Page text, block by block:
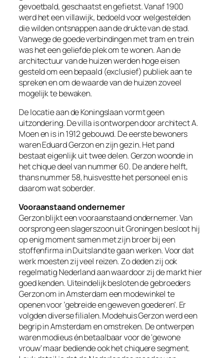
gevoetbald, geschaatst en gefietst. Vanaf 1900
werd het een villawijk, bedoeld voor welgestelden
die wilden ontsnappen aan de drukte van de stad.
Vanwege de goede verbindingen met tram en trein
was het een geliefde plek om te wonen. Aan de
architectuur van de huizen werden hoge eisen
gesteld om een bepaald (exclusief) publiek aan te
spreken en om de waarde van de huizen zoveel
mogelijk te bewaken.
De locatie aan de Koningslaan vormt geen
uitzondering. De villa is ontworpen door architect A.
Moen en is in 1912 gebouwd. De eerste bewoners
waren Eduard Gerzon en zijn gezin. Het pand
bestaat eigenlijk uit twee delen. Gerzon woonde in
het chique deel van nummer 60. De andere helft,
thans nummer 58, huisvestte het personeel en is
daarom wat soberder.
Vooraanstaand ondernemer
Gerzon blijkt een vooraanstaand ondernemer. Van
oorsprong een slagerszoon uit Groningen besloot hij
op enig moment samen met zijn broer bij een
stoffenfirma in Duitsland te gaan werken. Voor dat
werk moesten zij veel reizen. Zo deden zij ook
regelmatig Nederland aan waardoor zij de markt hier
goed kenden. Uiteindelijk besloten de gebroeders
Gerzon om in Amsterdam een modewinkel te
openen voor ‘gebreide en geweven goederen’. Er
volgden diverse filialen. Modehuis Gerzon werd een
begrip in Amsterdam en omstreken. De ontwerpen
waren modieus én betaalbaar voor de ‘gewone
vrouw’ maar bediende ook het chiquere segment.